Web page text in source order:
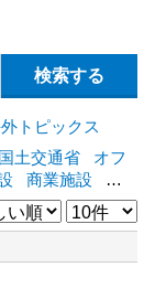
トピックス
国土交通省
オフ
商業施設
海
動産 賃料
ア
ZEH [+]